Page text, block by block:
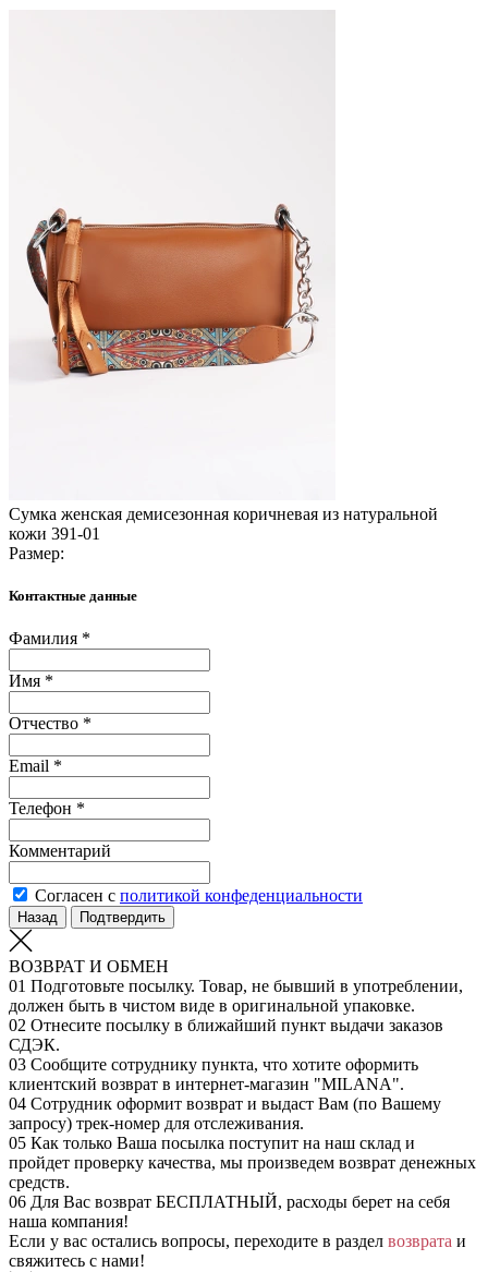
Сумка женская демисезонная коричневая из натуральной
кожи 391-01
Размер:
Контактные данные
Фамилия *
Имя *
Отчество *
Email *
Телефон *
Комментарий
Согласен с политикой конфеденциальности
Назад Подтвердить
ВОЗВРАТ И ОБМЕН
01 Подготовьте посылку. Товар, не бывший в употреблении,
должен быть в чистом виде в оригинальной упаковке.
02 Отнесите посылку в ближайший пункт выдачи заказов
СДЭК.
03 Сообщите сотруднику пункта, что хотите оформить
клиентский возврат в интернет-магазин "MILANA".
04 Сотрудник оформит возврат и выдаст Вам (по Вашему
запросу) трек-номер для отслеживания.
05 Как только Ваша посылка поступит на наш склад и
пройдет проверку качества, мы произведем возврат денежных
средств.
06 Для Вас возврат БЕСПЛАТНЫЙ, расходы берет на себя
наша компания!
Если у вас остались вопросы, переходите в раздел возврата и
свяжитесь с нами!